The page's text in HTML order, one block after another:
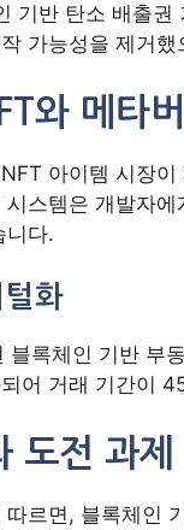
기반 탄소 배출
가능성을 제거
와 메타
아이템 시장
스템은 개발자
니다.
화
록체인 기반 부
어 거래 기간이
도전 과제
르면, 블록체인